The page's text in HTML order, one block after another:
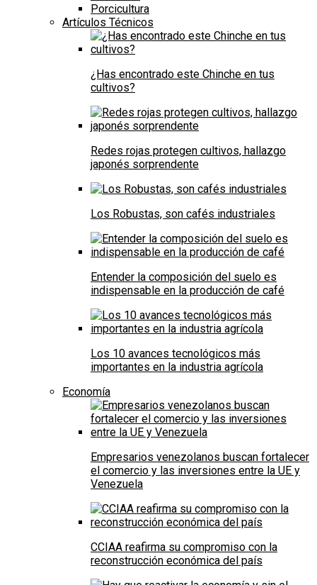
Porcicultura
Artículos Técnicos
¿Has encontrado este Chinche en tus
cultivos?
Redes rojas protegen cultivos, hallazgo
japonés sorprendente
Los Robustas, son cafés industriales
Entender la composición del suelo es
indispensable en la producción de café
Los 10 avances tecnológicos más
importantes en la industria agrícola
Economía
Empresarios venezolanos buscan fortalecer
el comercio y las inversiones entre la UE y
Venezuela
CCIAA reafirma su compromiso con la
reconstrucción económica del país